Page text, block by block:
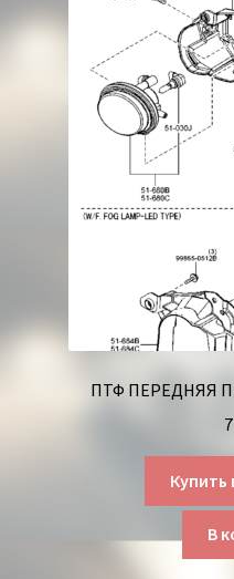
ПТФ ПЕРЕДНЯЯ
Купить
В